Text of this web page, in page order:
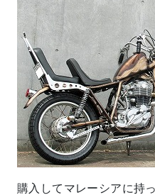
購入してマレーシアに持